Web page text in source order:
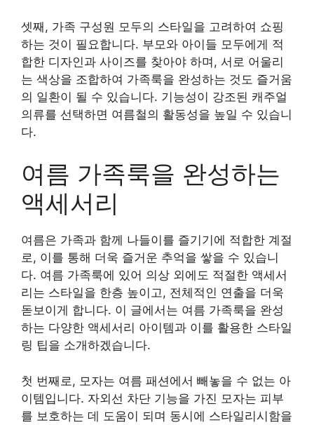
셋째, 가족 구성원 모두의 스타일을 고려하여 쇼핑
하는 것이 필요합니다. 부모와 아이들 모두에게 적
합한 디자인과 사이즈를 찾아야 하며, 서로 어울리
는 색상을 조합하여 가족룩을 완성하는 것도 즐거움
의 일환이 될 수 있습니다. 기능성이 강조된 캐주얼
의류를 선택하면 여름철의 활동성을 높일 수 있습니
다.
여름 가족룩을 완성하는
액세서리
여름은 가족과 함께 나들이를 즐기기에 적합한 계절
로, 이를 통해 더욱 즐거운 추억을 쌓을 수 있습니
다. 여름 가족룩에 있어 의상 외에도 적절한 액세서
리는 스타일을 한층 높이고, 전체적인 연출을 더욱
돋보이게 합니다. 이 글에서는 여름 가족룩을 완성
하는 다양한 액세서리 아이템과 이를 활용한 스타일
링 팁을 소개하겠습니다.
첫 번째로, 모자는 여름 패션에서 빼놓을 수 없는 아
이템입니다. 자외선 차단 기능을 가진 모자는 피부
를 보호하는 데 도움이 되며 동시에 스타일리시함을